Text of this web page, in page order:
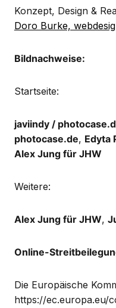
Konzept, Design &
Doro Burke,
Bildnachweise:
Startseite:
javiindy /
photocase.de, Edyta
Alex Jung für JHW
Weitere:
Alex Jung für JHW,
Online-
Die Europäische
https://ec.europa.eu/